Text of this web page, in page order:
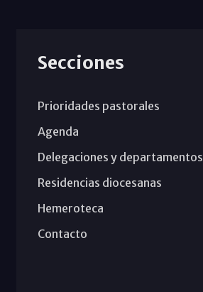
Secciones
Prioridades pastorales
Agenda
Delegaciones y departamentos
Residencias diocesanas
Hemeroteca
Contacto